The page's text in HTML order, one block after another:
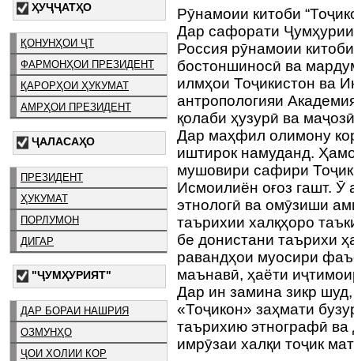
ҲУҶҶАТҲО
ҚОНУНҲОИ ҶТ
ФАРМОНҲОИ ПРЕЗИДЕНТ
ҚАРОРҲОИ ҲУКУМАТ
АМРҲОИ ПРЕЗИДЕНТ
ҶАЛАСАҲО
ПРЕЗИДЕНТ
ҲУКУМАТ
ПОРЛУМОН
ДИГАР
"ҶУМҲУРИЯТ"
ДАР БОРАИ НАШРИЯ
ОЗМУНҲО
ҶОИ ХОЛИИ КОР
Рӯнамоии китоби
Дар сафорати
Россия рӯнамоии
бостоншиносӣ ва
илмҳои Тоҷикистон ва
антропологияи
қолаби ҳузурӣ ва
Дар маҳфил олимону
иштирок намуданд.
мушовири сафири
Исмоилиён оғоз гашт. Ӯ
этнологӣ ва омӯзиши
таърихии халқҳоро
бе донистани таърихи
равандҳои муосири
маънавӣ, ҳаёти
Дар ин замина зикр
«Тоҷикон» заҳмати
таърихию этнографӣ ва
имрӯзаи халқи тоҷик